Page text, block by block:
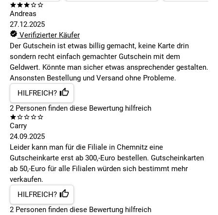
Andreas
27.12.2025
Verifizierter Käufer
Der Gutschein ist etwas billig gemacht, keine Karte drin
sondern recht einfach gemachter Gutschein mit dem
Geldwert. Könnte man sicher etwas ansprechender gestalten.
Ansonsten Bestellung und Versand ohne Probleme.
HILFREICH?
2 Personen finden diese Bewertung hilfreich
Carry
24.09.2025
Leider kann man für die Filiale in Chemnitz eine
Gutscheinkarte erst ab 300,-Euro bestellen. Gutscheinkarten
ab 50,-Euro für alle Filialen würden sich bestimmt mehr
verkaufen.
HILFREICH?
2 Personen finden diese Bewertung hilfreich